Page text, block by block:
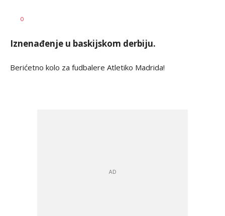
AUTOR
0
Iznenađenje u baskijskom derbiju.
Berićetno kolo za fudbalere Atletiko Madrida!